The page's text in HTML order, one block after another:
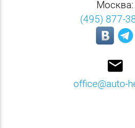
Москва:
(495) 877-
email
office@auto-